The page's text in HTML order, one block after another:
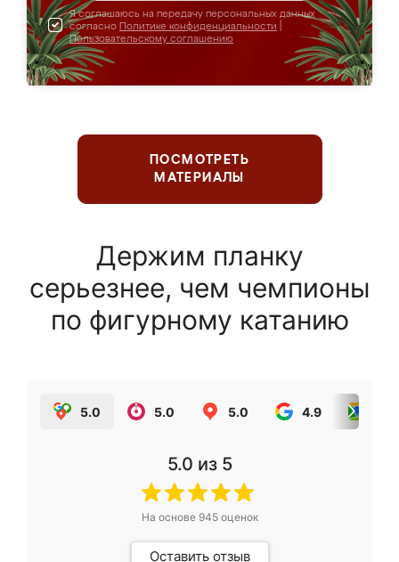
Я соглашаюсь на передачу персональных данных
согласно Политике конфиденциальности
Пользовательскому соглашению
ПОСМОТРЕТЬ
МАТЕРИАЛЫ
Держим планку
серьезнее, чем чемпионы
по фигурному катанию
5.0 5.0 5.0 4.9
5.0 из 5
На основе 945оценок
Оставить отзыв